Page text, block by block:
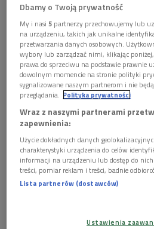
Administratorem Danych jest
siedzibą w Warszawie, al.
Warszawa.
W sprawach związanych z Pani/a
kontaktować się z Inspektorem
iod@polskieradio.pl.
Dane osobowe są przetwarzane
którego zostały zebrane.
Dane osobowe mogą być
Dane osobowe nie będą
Obszar Gospodarczy lub do
Dane osobowe będą
wynikający z przepisów prawa.
Ma Pan/i prawo dostępu do
poprawiania, przeniesienia,
przetwarzania.
Skorzystanie z prawa do cofnięcia
Dbamy o Twoją prywatność
My i nasi5 partnerzy przechowujemy lub
na urządzeniu, takich jak unikalne
przetwarzania danych osobowych.
wybory lub zarządzać nimi, klikając
prawa do sprzeciwu na podstawie prawnie
dowolnym momencie na stronie polityki
sygnalizowane naszym partnerom i nie
przeglądania. Polityka prywatności
Wraz z naszymi partnerami
zapewnienia:
Użycie dokładnych danych
charakterystyki urządzenia do celów
informacji na urządzeniu lub dostęp do
treści, pomiar reklam i treści, badnie
Lista partnerów (dostawców)
Ustawienia